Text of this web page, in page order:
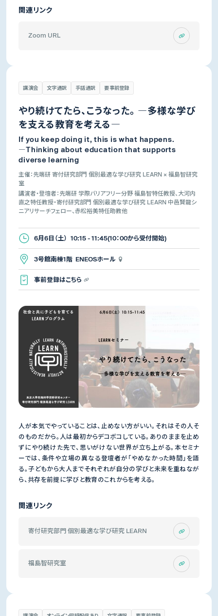
関連リンク
Zoom URL
講演会 文字通訳 手話通訳 要事前登録
やり続けてたら、こうなった。 ―多様な学び
を支える教育を考える―
If you keep doing it, this is what happens.
―Thinking about education that supports
diverse learning
主催：先端研 寄付研究部門 個別最適な学び研究 LEARN × 福島智研究
室
講演者・登壇者：先端研 学際バリアフリー分野 福島智特任教授、大河内
直之特任教授・寄付研究部門 個別最適な学び研究 LEARN 中邑賢龍シ
ニアリサーチフェロー、赤松裕美特任助教他
6月6日（土） 10:15 - 11:45(10：00から受付開始)
3号館南棟1階 ENEOSホール
事前登録はこちら
人が本気でやっていることは、止めない方がいい。それはその人そ
のものだから。人は最初からデコボコしている。ありのままを止め
ずにやり続けた先で、思いがけない世界が立ち上がる。本セミナ
ーでは、条件や立場の異なる登壇者が「やめなかった時間」を語
る。子どもから大人まで――それぞれが自分の学びと未来を重ねなが
ら、共存を前提に学びと教育のこれからを考える。
関連リンク
寄付研究部門 個別最適な学び研究 LEARN
福島智研究室